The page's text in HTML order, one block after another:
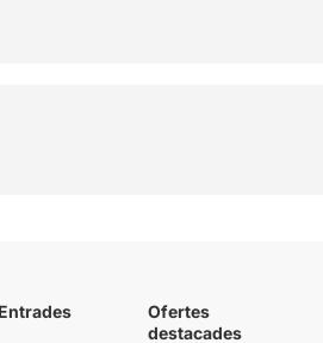
Entrades
Ofertes
destacades